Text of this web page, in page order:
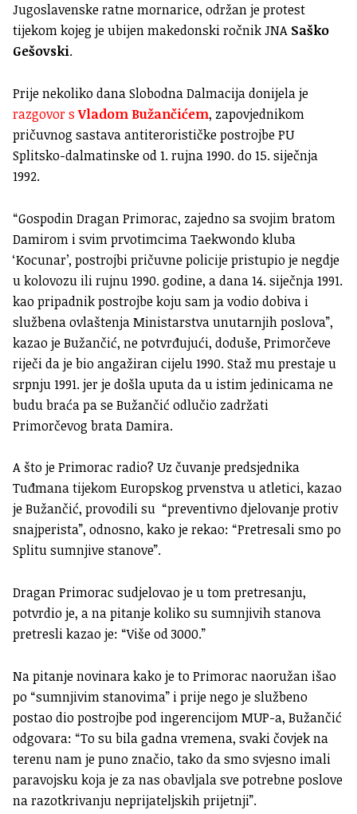
Jugoslavenske ratne mornarice, održan je protest
tijekom kojeg je ubijen makedonski ročnik JNA Saško
Gešovski.
Prije nekoliko dana Slobodna Dalmacija donijela je
razgovor sVladom Bužančićem, zapovjednikom
pričuvnog sastava antiterorističke postrojbe PU
Splitsko-dalmatinske od 1. rujna 1990. do 15. siječnja
1992.
“Gospodin Dragan Primorac, zajedno sa svojim bratom
Damirom i svim prvotimcima Taekwondo kluba
‘Kocunar’, postrojbi pričuvne policije pristupio je negdje
u kolovozu ili rujnu 1990. godine, a dana 14. siječnja 1991.
kao pripadnik postrojbe koju sam ja vodio dobiva i
službena ovlaštenja Ministarstva unutarnjih poslova”,
kazao je Bužančić, ne potvrđujući, doduše, Primorčeve
riječi da je bio angažiran cijelu 1990. Staž mu prestaje u
srpnju 1991. jer je došla uputa da u istim jedinicama ne
budu braća pa se Bužančić odlučio zadržati
Primorčevog brata Damira.
A što je Primorac radio? Uz čuvanje predsjednika
Tuđmana tijekom Europskog prvenstva u atletici, kazao
je Bužančić, provodili su “preventivno djelovanje protiv
snajperista”, odnosno, kako je rekao: “Pretresali smo po
Splitu sumnjive stanove”.
Dragan Primorac sudjelovao je u tom pretresanju,
potvrdio je, a na pitanje koliko su sumnjivih stanova
pretresli kazao je: “Više od 3000.”
Na pitanje novinara kako je to Primorac naoružan išao
po “sumnjivim stanovima” i prije nego je službeno
postao dio postrojbe pod ingerencijom MUP-a, Bužančić
odgovara: “To su bila gadna vremena, svaki čovjek na
terenu nam je puno značio, tako da smo svjesno imali
paravojsku koja je za nas obavljala sve potrebne poslove
na razotkrivanju neprijateljskih prijetnji”.